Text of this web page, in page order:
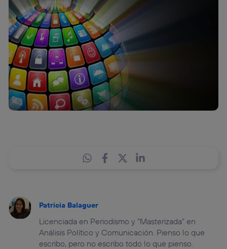
Patricia Balaguer
Licenciada en Periodismo y "Masterizada" en
Análisis Político y Comunicación. Pienso lo que
escribo, pero no escribo todo lo que pienso.